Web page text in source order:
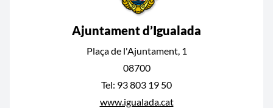
Ajuntament d’Igualada
Plaça de l'Ajuntament, 1
08700
Tel: 93 803 19 50
www.igualada.cat